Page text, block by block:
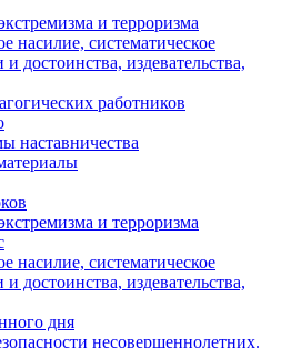
и терроризма
насилие, систематическое
достоинства, издевательства,
работников
наставничества
и терроризма
насилие, систематическое
достоинства, издевательства,
дня
несовершеннолетних.